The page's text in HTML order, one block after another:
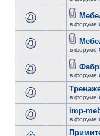
в форуме
в форуме
в форуме
в форуме
imp-
в форуме